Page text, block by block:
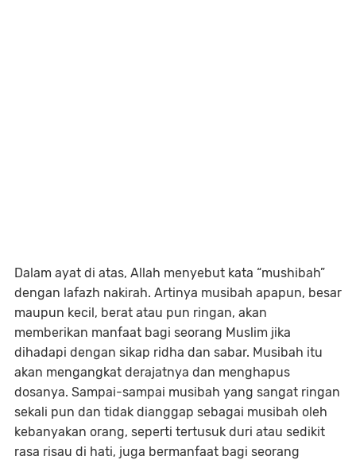
Dalam ayat di atas, Allah menyebut kata “mushibah”
dengan lafazh nakirah. Artinya musibah apapun, besar
maupun kecil, berat atau pun ringan, akan
memberikan manfaat bagi seorang Muslim jika
dihadapi dengan sikap ridha dan sabar. Musibah itu
akan mengangkat derajatnya dan menghapus
dosanya. Sampai-sampai musibah yang sangat ringan
sekali pun dan tidak dianggap sebagai musibah oleh
kebanyakan orang, seperti tertusuk duri atau sedikit
rasa risau di hati, juga bermanfaat bagi seorang